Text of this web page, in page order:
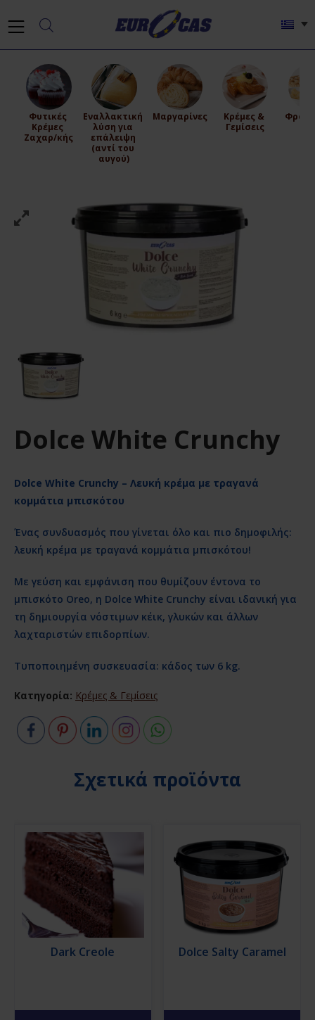
Φυτικές
Κρέμες
Ζαχαρ/κής
Εναλλακτική
λύση για
επάλειψη
(αντί του
αυγού)
Μαργαρίνες
Κρέμες &
Γεμίσεις
Dolce White Crunchy
Dolce White Crunchy – Λευκή κρέμα με τραγανά
κομμάτια μπισκότου
Ένας συνδυασμός που γίνεται όλο και πιο δημοφιλής:
λευκή κρέμα με τραγανά κομμάτια μπισκότου!
Με γεύση και εμφάνιση που θυμίζουν έντονα το
μπισκότο Oreo, η Dolce White Crunchy είναι ιδανική για
τη δημιουργία νόστιμων κέικ, γλυκών και άλλων
λαχταριστών επιδορπίων.
Τυποποιημένη συσκευασία: κάδος των 6 kg.
Κατηγορία: Κρέμες & Γεμίσεις
Σχετικά προϊόντα
Dark Creole Dolce Salty Caramel